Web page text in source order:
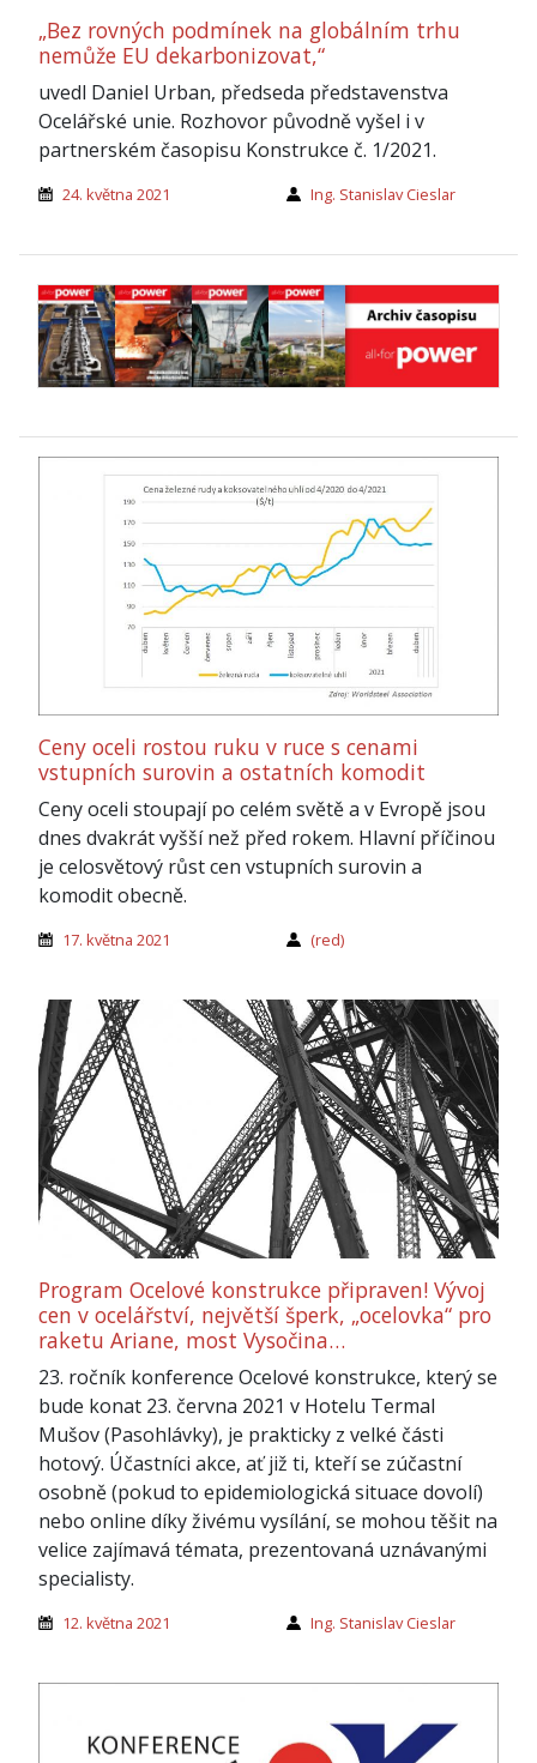
„Bez rovných podmínek na globálním trhu
nemůže EU dekarbonizovat,“
uvedl Daniel Urban, předseda představenstva
Ocelářské unie. Rozhovor původně vyšel i v
partnerském časopisu Konstrukce č. 1/2021.
24. května 2021 Ing. Stanislav Cieslar
Ceny oceli rostou ruku v ruce s cenami
vstupních surovin a ostatních komodit
Ceny oceli stoupají po celém světě a v Evropě jsou
dnes dvakrát vyšší než před rokem. Hlavní příčinou
je celosvětový růst cen vstupních surovin a
komodit obecně.
17. května 2021 (red)
Program Ocelové konstrukce připraven! Vývoj
cen v ocelářství, největší šperk, „ocelovka“ pro
raketu Ariane, most Vysočina…
23. ročník konference Ocelové konstrukce, který se
bude konat 23. června 2021 v Hotelu Termal
Mušov (Pasohlávky), je prakticky z velké části
hotový. Účastníci akce, ať již ti, kteří se zúčastní
osobně (pokud to epidemiologická situace dovolí)
nebo online díky živému vysílání, se mohou těšit na
velice zajímavá témata, prezentovaná uznávanými
specialisty.
12. května 2021 Ing. Stanislav Cieslar